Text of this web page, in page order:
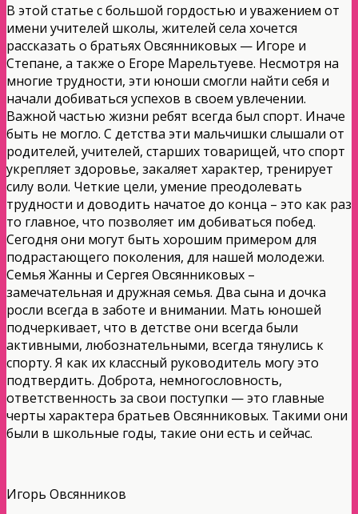
В этой статье с большой гордостью и уважением от
имени учителей школы, жителей села хочется
рассказать о братьях Овсянниковых — Игоре и
Степане, а также о Егоре Марельтуеве. Несмотря на
многие трудности, эти юноши смогли найти себя и
начали добиваться успехов в своем увлечении.
Важной частью жизни ребят всегда был спорт. Иначе
быть не могло. С детства эти мальчишки слышали от
родителей, учителей, старших товарищей, что спорт
укрепляет здоровье, закаляет характер, тренирует
силу воли. Четкие цели, умение преодолевать
трудности и доводить начатое до конца – это как раз
то главное, что позволяет им добиваться побед.
Сегодня они могут быть хорошим примером для
подрастающего поколения, для нашей молодежи.
Семья Жанны и Сергея Овсянниковых –
замечательная и дружная семья. Два сына и дочка
росли всегда в заботе и внимании. Мать юношей
подчеркивает, что в детстве они всегда были
активными, любознательными, всегда тянулись к
спорту. Я как их классный руководитель могу это
подтвердить. Доброта, немногословность,
ответственность за свои поступки — это главные
черты характера братьев Овсянниковых. Такими они
были в школьные годы, такие они есть и сейчас.
Игорь Овсянников